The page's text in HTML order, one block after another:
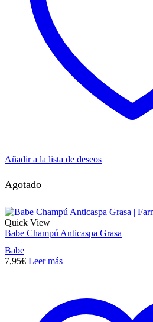
Añadir a la lista de deseos
Agotado
Quick View
Babe Champú Anticaspa Grasa
Babe
7,95€ Leer más